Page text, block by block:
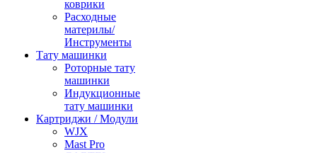
коврики
Расходные
материлы/
Инструменты
Тату машинки
Роторные тату
машинки
Индукционные
тату машинки
Картриджи / Модули
WJX
Mast Pro